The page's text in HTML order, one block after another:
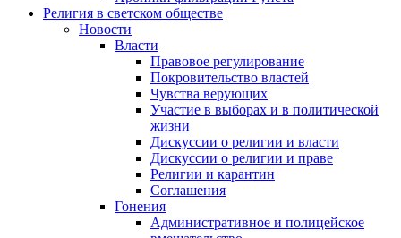
Религия в светском обществе
Новости
Власти
Правовое регулирование
Покровительство властей
Чувства верующих
Участие в выборах и в политической
жизни
Дискуссии о религии и власти
Дискуссии о религии и праве
Религии и карантин
Соглашения
Гонения
Административное и полицейское